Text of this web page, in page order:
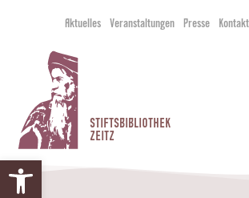
Werkzeugleiste
Aktuelles Veranstaltungen Presse Kontakt
STIFTSBIBLIOTHEK
ZEITZ